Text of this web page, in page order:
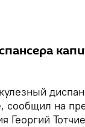
сообщил на
Георгий